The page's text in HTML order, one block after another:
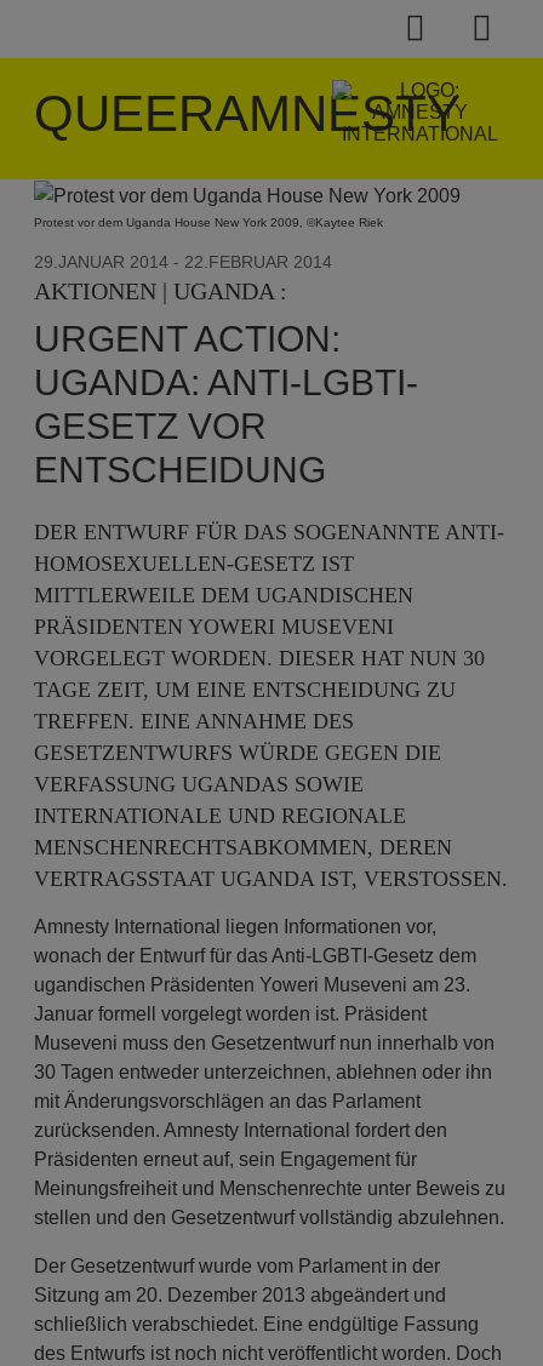
QUEERAMNESTY
Protest vor dem Uganda House New York 2009, ©Kaytee Riek
29.JANUAR 2014- 22.FEBRUAR 2014
AKTIONEN | UGANDA :
URGENT ACTION:
UGANDA: ANTI-LGBTI-
GESETZ VOR
ENTSCHEIDUNG
DER ENTWURF FÜR DAS SOGENANNTE ANTI-
HOMOSEXUELLEN-GESETZ IST
MITTLERWEILE DEM UGANDISCHEN
PRÄSIDENTEN YOWERI MUSEVENI
VORGELEGT WORDEN. DIESER HAT NUN 30
TAGE ZEIT, UM EINE ENTSCHEIDUNG ZU
TREFFEN. EINE ANNAHME DES
GESETZENTWURFS WÜRDE GEGEN DIE
VERFASSUNG UGANDAS SOWIE
INTERNATIONALE UND REGIONALE
MENSCHENRECHTSABKOMMEN, DEREN
VERTRAGSSTAAT UGANDA IST, VERSTOSSEN.
Amnesty International liegen Informationen vor,
wonach der Entwurf für das Anti-LGBTI-Gesetz dem
ugandischen Präsidenten Yoweri Museveni am 23.
Januar formell vorgelegt worden ist. Präsident
Museveni muss den Gesetzentwurf nun innerhalb von
30 Tagen entweder unterzeichnen, ablehnen oder ihn
mit Änderungsvorschlägen an das Parlament
zurücksenden. Amnesty International fordert den
Präsidenten erneut auf, sein Engagement für
Meinungsfreiheit und Menschenrechte unter Beweis zu
stellen und den Gesetzentwurf vollständig abzulehnen.
Der Gesetzentwurf wurde vom Parlament in der
Sitzung am 20. Dezember 2013 abgeändert und
schließlich verabschiedet. Eine endgültige Fassung
des Entwurfs ist noch nicht veröffentlicht worden. Doch